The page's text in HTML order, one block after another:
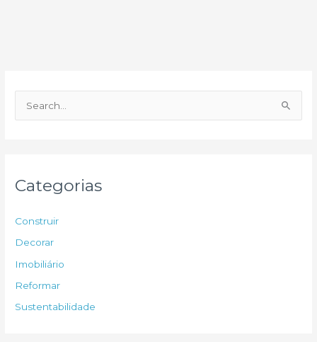
e
p
o
r
Categorias
Construir
Decorar
Imobiliário
Reformar
Sustentabilidade